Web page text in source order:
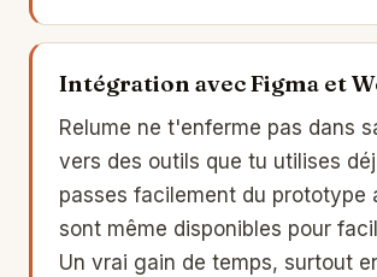
Intégration avec Figma et
Relume ne t'enferme pas dans
vers des outils que tu utilises
passes facilement du prototype
sont même disponibles pour
Un vrai gain de temps, surtout